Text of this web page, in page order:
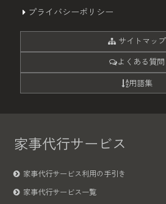
プライバシーポリシー
サイトマップ
よくある質問
用語集
家事代行サービス
家事代行サービス利用の手引き
家事代行サービス一覧